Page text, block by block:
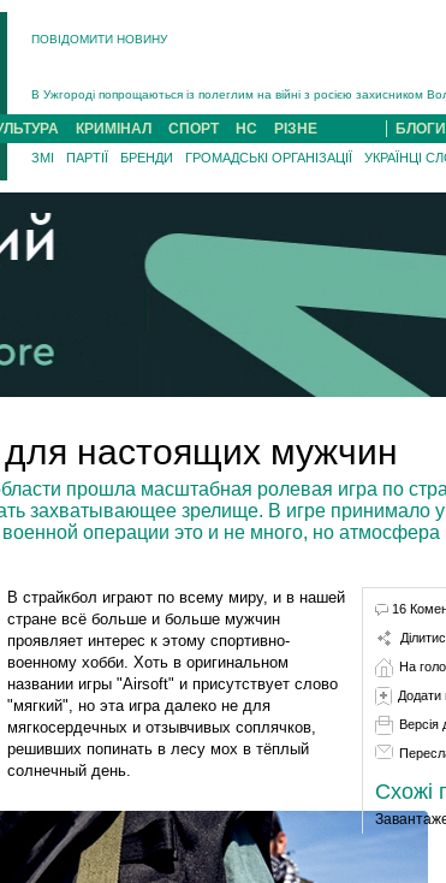
ПОВІДОМИТИ НОВИНУ
Інструктора районного ТЦК на Закарпатті судитимуть за
В Ужгороді 5 серпня попрощаються із захисником Богданом Югасом,
Підтвердили загибель захисника із Нанкова на Хустщині Юліана
На війні з рф поліг військовий з Виноградова Ігнат Роздяловський
На Хустщині внаслідок ДТП за участі трьох авто постраждали 13
Інструктора районного ТЦК на Закарпатті судитимуть за
КРИМІНАЛ СПОРТ НС РІЗНЕ БЛОГИ
ЗМІ ПАРТІЇ БРЕНДИ ГРОМАДСЬКІ ОРГАНІЗАЦІЇ УКРАЇНЦІ
настоящих мужчин
прошла масштабная ролевая игра по
захватывающее зрелище. В игре принимало
операции это и не много, но
В страйкбол играют по всему миру, и в нашей
стране всё больше и больше мужчин
проявляет интерес к этому спортивно-
военному хобби. Хоть в оригинальном
названии игры "Airsoft" и присутствует слово
"мягкий", но эта игра далеко не для
мягкосердечных и отзывчивых соплячков,
решивших попинать в лесу мох в тёплый
солнечный день.
16
На
Додати
Версія
Схожі